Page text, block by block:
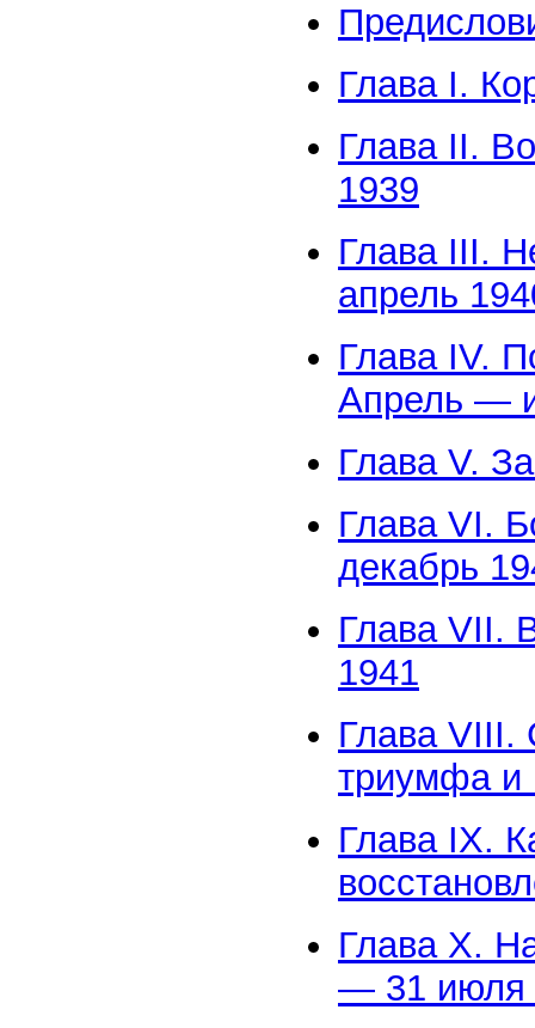
Глава I.
Глава II.
1939
Глава III.
апрель
Глава IV.
Апрель —
Глава V.
Глава VI.
декабрь
Глава VII.
1941
Глава VIII.
триумфа и
Глава IX.
Глава X.
— 31 июля